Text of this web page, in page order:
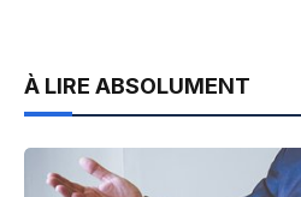
À LIRE ABSOLUMENT